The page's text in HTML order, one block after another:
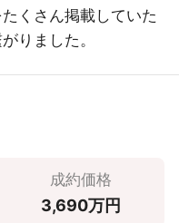
くさん掲載していた
りました。
成約価格
3,690万円